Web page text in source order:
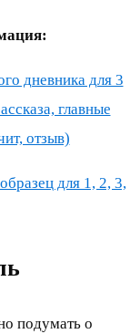
дневника для 3
главные
отзыв)
для 1, 2, 3,
подумать о